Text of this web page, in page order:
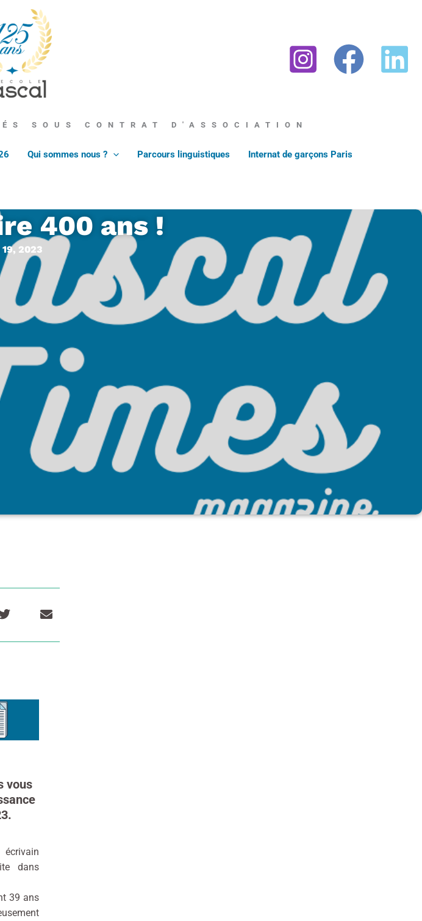
SOUS CONTRAT D'ASSOCIATION
Qui sommes nous ? Parcours linguistiques Internat de garçons Paris
400 ans !
2023
vous
dans
39 ans